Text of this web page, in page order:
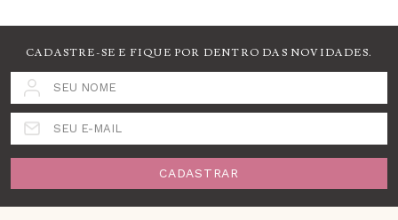
CADASTRE-SE E FIQUE POR DENTRO DAS NOVIDADES.
SEU NOME
SEU E-MAIL
CADASTRAR